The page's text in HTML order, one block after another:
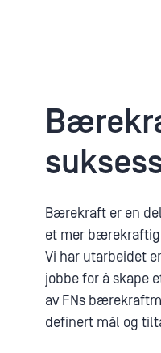
Bærekraft er en
et mer bærekraftig
Vi har utarbeidet
jobbe for å skape
av FNs
definert mål og